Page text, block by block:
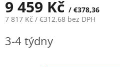
9 459 Kč / €378,36
7 817 Kč / €312,68 bez DPH
cena:
3-4 týdny